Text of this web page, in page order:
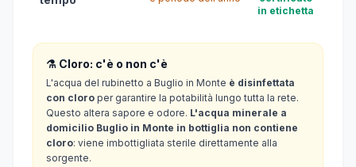
in etichetta
⚗️ Cloro: c'è o non c'è
L'acqua del rubinetto a Buglio in Monte è disinfettata
con cloro per garantire la potabilità lungo tutta la rete.
Questo altera sapore e odore. L'acqua minerale a
domicilio Buglio in Monte in bottiglia non contiene
cloro: viene imbottigliata sterile direttamente alla
sorgente.